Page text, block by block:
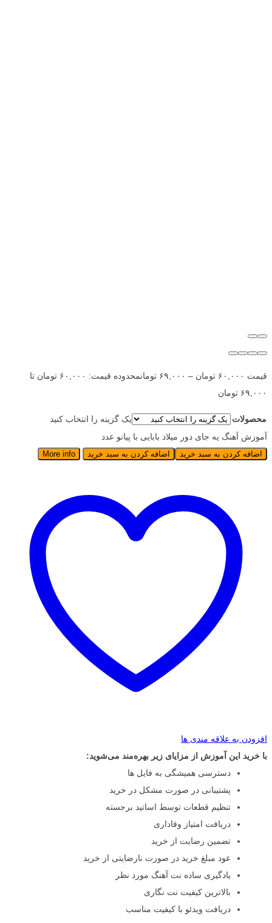
قیمت ۶۰,۰۰۰ تومان – ۶۹,۰۰۰ تومان
محدوده قیمت: ۶۰,۰۰۰ تومان تا
۶۹,۰۰۰ تومان
محصولات
یک گزینه را انتخاب کنید
آموزش آهنگ یه جای دور میلاد بابایی با پیانو عدد
اضافه کردن به سبد خرید اضافه کردن به سبد خرید More info
افزودن به علاقه مندی ها
با خرید این آموزش از مزایای زیر بهره‌مند می‌شوید:
دسترسی همیشگی به فایل ها
پشتیبانی در صورت مشکل در خرید
تنظیم قطعات توسط اساتید برجسته
دریافت امتیاز وفاداری
تضمین رضایت از خرید
عود مبلغ خرید در صورت نارضایتی از خرید
یادگیری ساده نت آهنگ مورد نظر
بالاترین کیفیت نت نگاری
دریافت ویدئو با کیفیت مناسب